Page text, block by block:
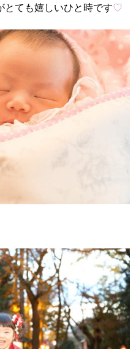
とても嬉しいひと時です♡